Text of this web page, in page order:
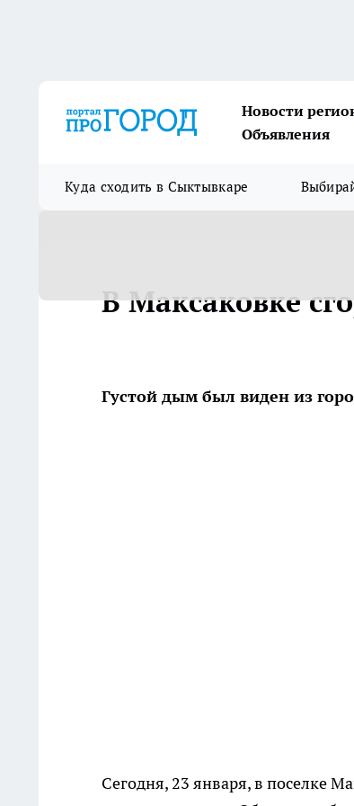
Новости
Объявления
Куда сходить в Сыктывкаре
В Максаковке
Густой дым был виден из
Сегодня, 23 января, в поселке